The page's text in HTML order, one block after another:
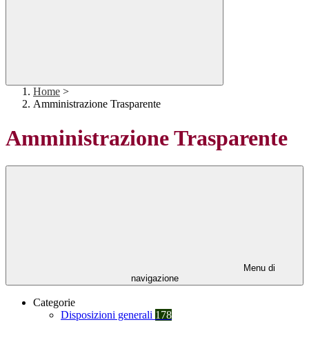
Home >
Amministrazione Trasparente
Amministrazione Trasparente
Menu di
navigazione
Categorie
Disposizioni generali 178